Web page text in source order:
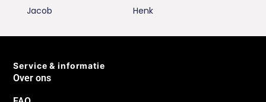
Jacob
Henk
Service & informatie
Over ons